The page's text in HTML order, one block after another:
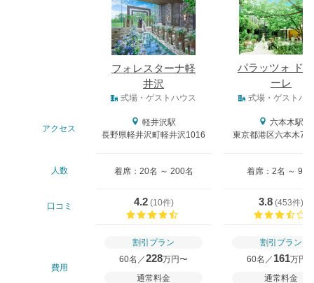
フォレスターナ軽
井沢
パラッツォ ド
ーレ
式場・ゲストハウス 式場・ゲストハ
アクセス
軽井沢駅
長野県軽井沢町軽井沢1016
六本木駅
東京都港区六本木7-
人数 着席：20名 ～ 200名 着席：2名 ～ 98
口コミ 4.2(10件)
3.8 (453件)
費用
割引プラン
60名／228万円〜
通常料金
割引プラン
60名／ 161万円
通常料金